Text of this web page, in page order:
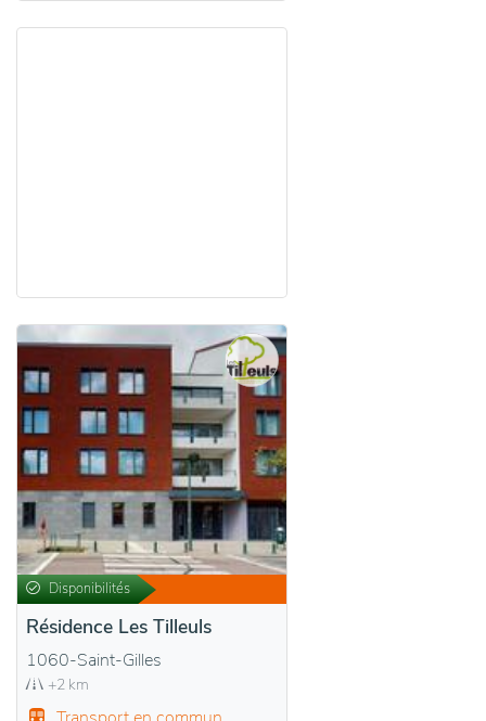
Disponibilités
Résidence Les Tilleuls
1060-Saint-Gilles
+2 km